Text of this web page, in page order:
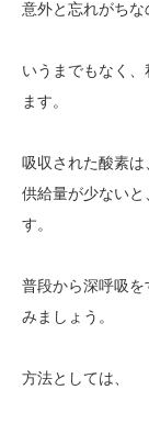
意外と忘れがちな
いうまでもなく
ます。
吸収された酸素
供給量が少ない
す。
普段から深呼吸
みましょう。
方法としては、